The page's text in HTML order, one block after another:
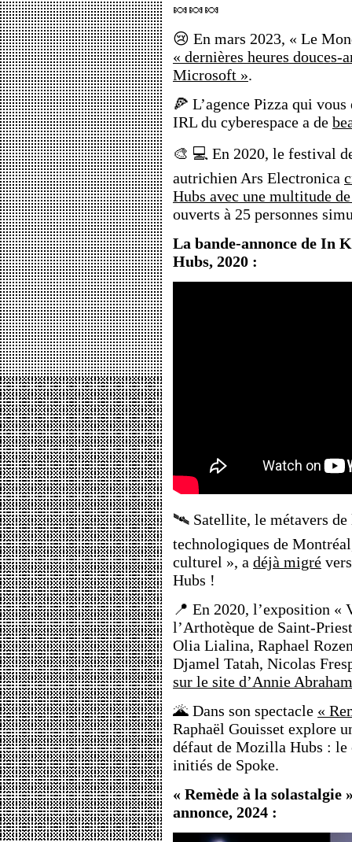
🍬🍬🍬
😢 En mars 2023, « Le
« dernières heures douces-
Microsoft ».
🍕 L’agence Pizza qui
IRL du cyberespace a de
🎨 💻 En 2020, le festival
autrichien Ars Electronica
Hubs avec une multitude
ouverts à 25 personnes
La bande-annonce de In
Hubs, 2020 :
🛰️ Satellite, le métavers de
technologiques de
culturel », a déjà migré
Hubs !
📍 En 2020, l’exposition «
l’Arthotèque de Saint-
Olia Lialina, Raphael
Djamel Tatah, Nicolas
sur le site d’Annie
🌋 Dans son spectacle «
Raphaël Gouisset explore
défaut de Mozilla Hubs :
initiés de Spoke.
« Remède à la solastalgie
annonce, 2024 :